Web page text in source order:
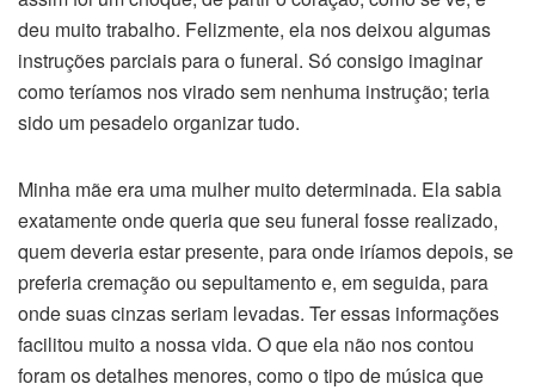
deu muito trabalho. Felizmente, ela nos deixou algumas
instruções parciais para o funeral. Só consigo imaginar
como teríamos nos virado sem nenhuma instrução; teria
sido um pesadelo organizar tudo.
Minha mãe era uma mulher muito determinada. Ela sabia
exatamente onde queria que seu funeral fosse realizado,
quem deveria estar presente, para onde iríamos depois, se
preferia cremação ou sepultamento e, em seguida, para
onde suas cinzas seriam levadas. Ter essas informações
facilitou muito a nossa vida. O que ela não nos contou
foram os detalhes menores, como o tipo de música que